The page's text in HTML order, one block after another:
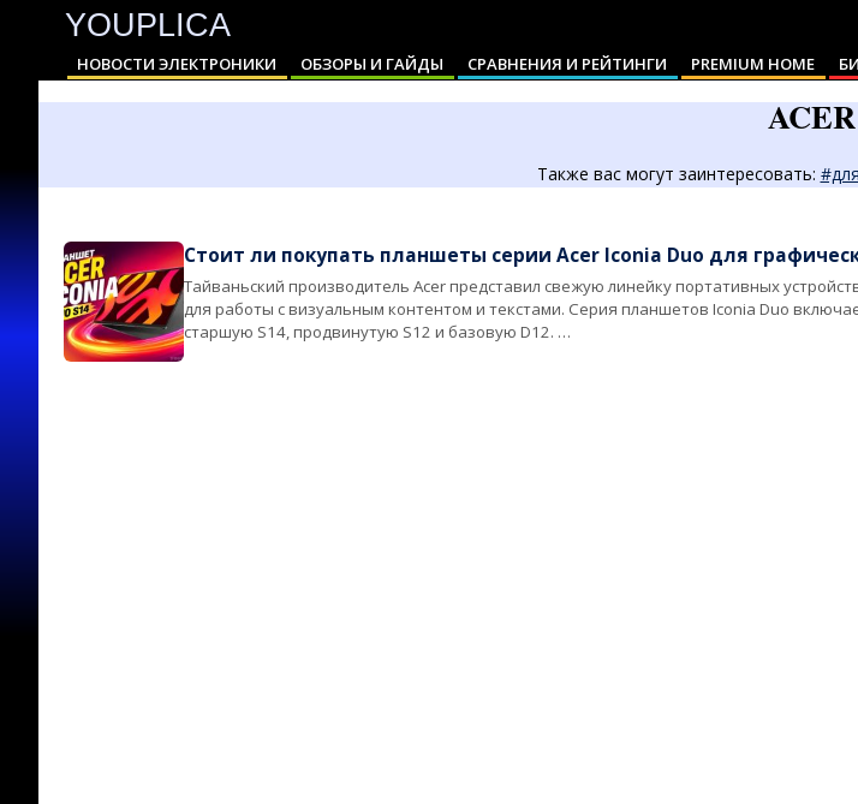
content
YOUPLICA
Primary
Navigation
НОВОСТИ ЭЛЕКТРОНИКИ ОБЗОРЫ И ГАЙДЫ СРАВНЕНИЯ И РЕЙТИНГИ PREMIUM HOME
ACER
Также вас могут заинтересовать:
Стоит ли покупать планшеты серии Acer Iconia Duo для
2026-
06-
04
Тайваньский производитель Acer представил свежую линейку портативных
для работы с визуальным контентом и текстами. Серия планшетов Iconia Duo
старшую S14, продвинутую S12 и базовую D12. …